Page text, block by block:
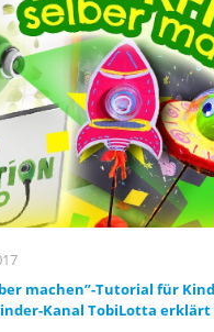
machen”-Tutorial für
Kanal TobiLotta erklärt